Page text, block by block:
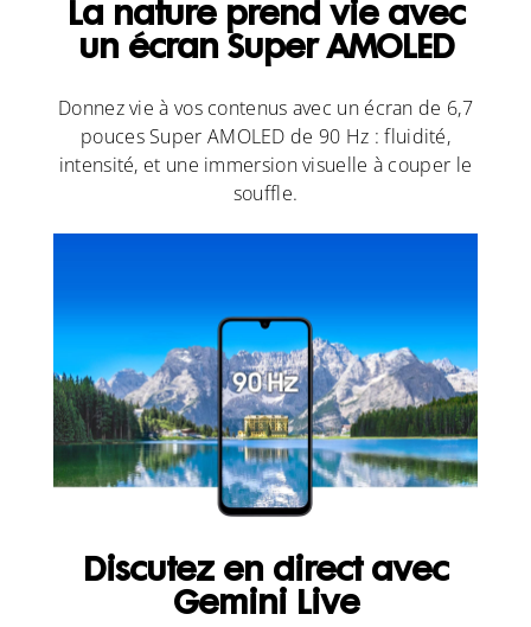
La nature prend vie avec
un écran Super AMOLED
Donnez vie à vos contenus avec un écran de 6,7
pouces Super AMOLED de 90 Hz : fluidité,
intensité, et une immersion visuelle à couper le
souffle.
Discutez en direct avec
Gemini Live